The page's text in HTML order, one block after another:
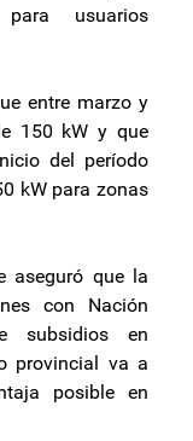
usuarios
entre marzo y
150 kW y que
del período
kW para zonas
aseguró que la
con Nación
subsidios en
provincial va a
posible en